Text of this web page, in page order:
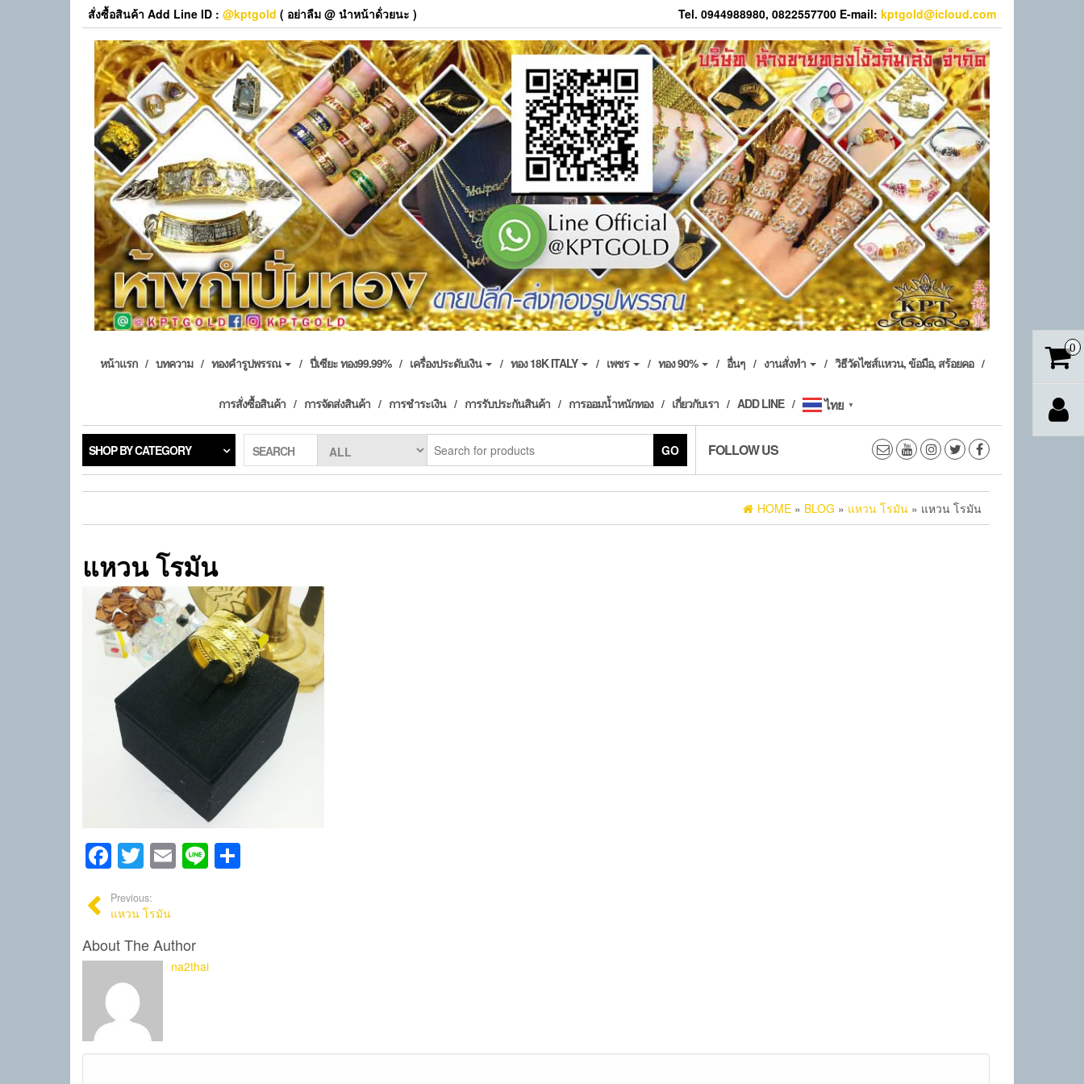
สั่งซื้อสินค้า Add Line ID : @kptgold ( อย่าลืม @ นำหน้าด้่วยนะ ) Tel. 0944988980, 0822557700 E-mail: kptgold@icloud.com
หน้าแรก บทความ ทองคำรูปพรรณ ปี่เซียะ ทอง99.99% เครื่องประดับเงิน ทอง 18K ITALY เพชร ทอง 90% อื่นๆ งานสั่งทำ วิธีวัดไซส์แหวน, ข้อมือ, สร้อยคอ
การสั่งซื้อสินค้า การจัดส่งสินค้า การชำระเงิน การรับประกันสินค้า การออมน้ำหนักทอง เกี่ยวกับเรา ADD LINE ไทย ▼
SHOP BY CATEGORY SEARCH GO FOLLOW US
HOME » BLOG » แหวน โรมัน » แหวน โรมัน
แหวน โรมัน
Facebook
Twitter
Email
Line
Previous:
แหวน โรมัน
About The Author
na2thai
0